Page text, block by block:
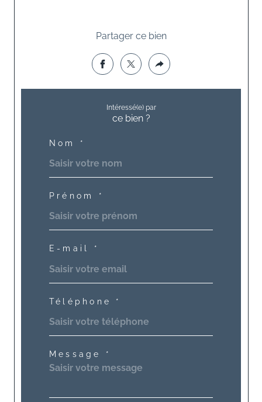
Partager ce bien
Intéressé(e) par
ce bien ?
Nom *
Prénom *
E-mail *
Téléphone *
Message *